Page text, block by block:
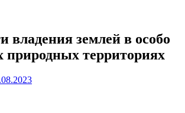
владения землей в особо
природных территориях